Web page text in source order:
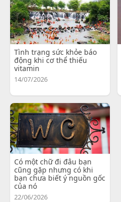
Tình trạng sức khỏe báo
động khi cơ thể thiếu
vitamin
14/07/2026
Có một chữ đi đâu bạn
cũng gặp nhưng có khi
bạn chưa biết ý nguồn gốc
của nó
22/06/2026